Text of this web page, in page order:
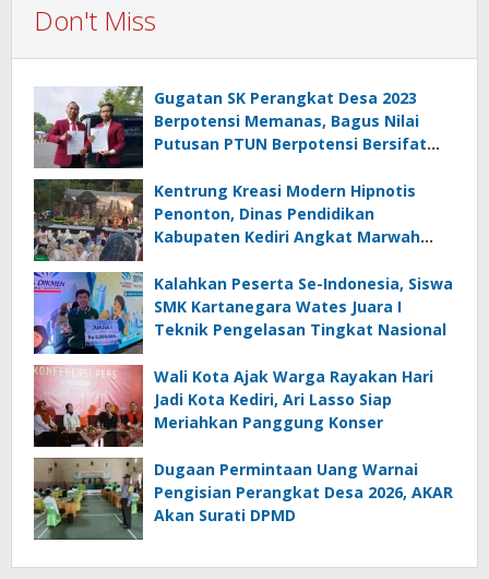
Don't Miss
Gugatan SK Perangkat Desa 2023
Berpotensi Memanas, Bagus Nilai
Putusan PTUN Berpotensi Bersifat
Kentrung Kreasi Modern Hipnotis
Penonton, Dinas Pendidikan
Kabupaten Kediri Angkat Marwah
Kalahkan Peserta Se-Indonesia, Siswa
SMK Kartanegara Wates Juara I
Teknik Pengelasan Tingkat Nasional
Wali Kota Ajak Warga Rayakan Hari
Jadi Kota Kediri, Ari Lasso Siap
Meriahkan Panggung Konser
Dugaan Permintaan Uang Warnai
Pengisian Perangkat Desa 2026, AKAR
Akan Surati DPMD